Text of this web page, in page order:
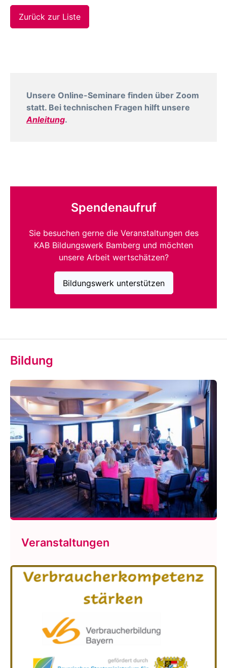
Zurück zur Liste
Unsere Online-Seminare finden über Zoom
statt. Bei technischen Fragen hilft unsere
Anleitung.
Spendenaufruf
Sie besuchen gerne die Veranstaltungen des
KAB Bildungswerk Bamberg und möchten
unsere Arbeit wertschätzen?
Bildungswerk unterstützen
Bildung
Veranstaltungen